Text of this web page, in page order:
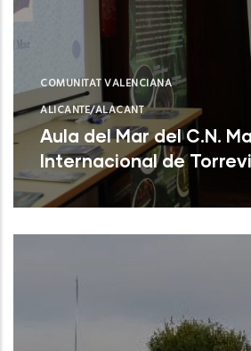
COMUNITAT VALENCIANA
ALICANTE/ALACANT
Aula del Mar del C.N.
Internacional de
Torrevieja (Alicante)